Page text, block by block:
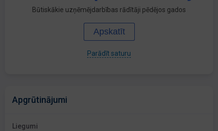
Būtiskākie uzņēmējdarbības rādītāji pēdējos gados
Apskatīt
Parādīt saturu
Apgrūtinājumi
Liegumi